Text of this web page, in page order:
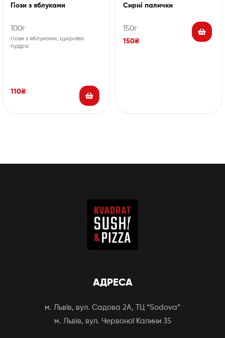
Гіози з яблуками
100г
гіози з яблуками, цукрова
пудра
110₴
Сирні палички
150г
150₴
АДРЕСА
м. Львів, вул. Садова 2А, ТЦ “Sodova”
м. Львів, вул. Червоної Калини 35